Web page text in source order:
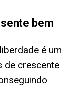
bem
é um
de crescente